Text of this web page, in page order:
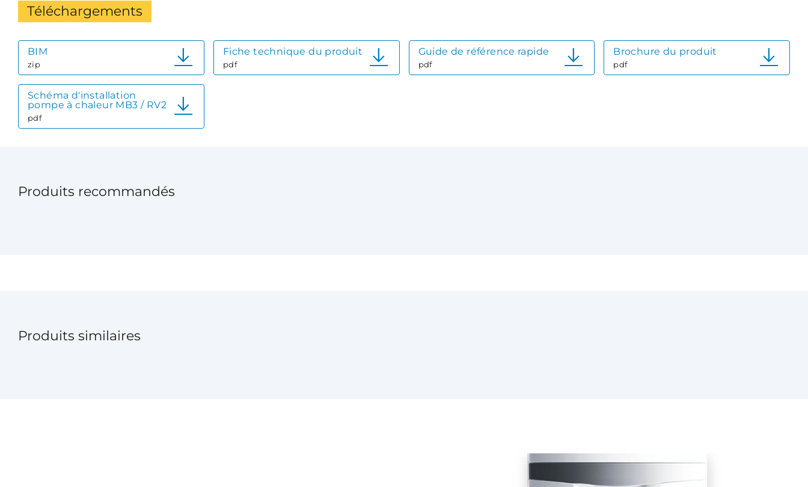
Téléchargements
BIM
zip
Fiche technique du produit
pdf
Guide de référence rapide
pdf
Brochure du produit
pdf
Schéma d'installation
pompe à chaleur MB3 / RV2
pdf
Produits recommandés
Produits similaires